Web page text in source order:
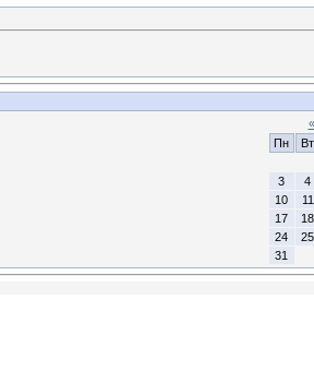
«
Пн
Вт
3
4
10
11
17
18
24
25
31